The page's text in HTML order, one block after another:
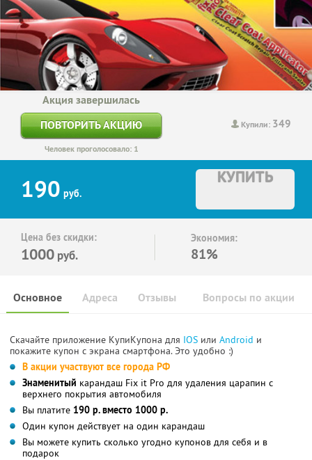
Купили: 349
Акция завершилась
ПОВТОРИТЬ АКЦИЮ
Человек проголосовало: 1
190 руб.
КУПИТЬ
Цена без скидки:
1000 руб.
Экономия:
81%
Основное Отзывы Вопросы по акции
Адреса
Скачайте приложение КупиКупона для IOS или Android и
покажите купон с экрана смартфона. Это удобно :)
В акции участвуют все города РФ
Знаменитый карандаш Fix it Pro для удаления царапин с
верхнего покрытия автомобиля
Вы платите 190 р. вместо 1000 р.
Один купон действует на один карандаш
Вы можете купить сколько угодно купонов для себя и в
подарок